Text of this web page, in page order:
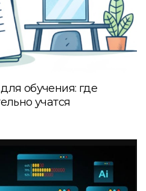
обучения: где
учатся